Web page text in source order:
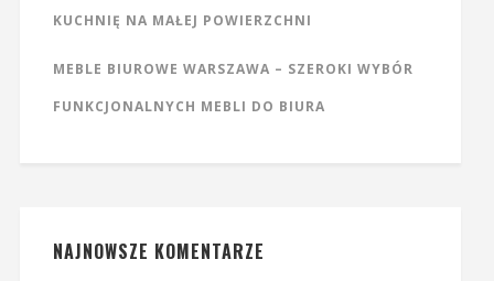
KUCHNIĘ NA MAŁEJ POWIERZCHNI
MEBLE BIUROWE WARSZAWA – SZEROKI WYBÓR
FUNKCJONALNYCH MEBLI DO BIURA
NAJNOWSZE KOMENTARZE